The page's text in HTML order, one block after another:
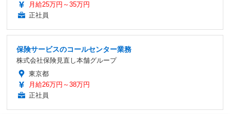
月給25万円～35万円
正社員
保険サービスのコールセンター業務
株式会社保険見直し本舗グループ
東京都
月給26万円～38万円
正社員